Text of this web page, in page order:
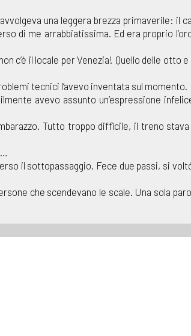
una leggera brezza primaverile: il
di me arrabbiatissima. Ed era proprio
il locale per Venezia! Quello delle otto e
tecnici l’avevo inventata sul momento.
avevo assunto un’espressione
Tutto troppo difficile, il treno
il sottopassaggio. Fece due passi, si
che scendevano le scale. Una sola